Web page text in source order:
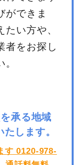
ができま
い方や、
者をお探し
承る地域
します。